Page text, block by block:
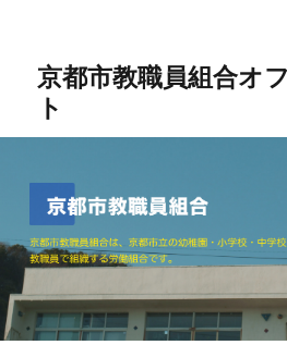
京都市教職員組合オ
ト